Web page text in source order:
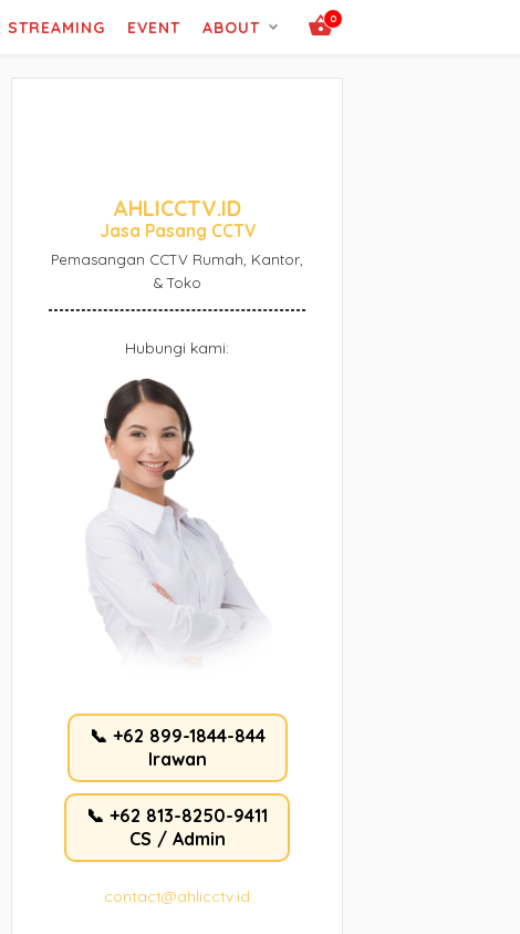
0
STREAMING EVENT ABOUT
AHLICCTV.ID
Jasa Pasang CCTV
Pemasangan CCTV Rumah, Kantor,
& Toko
Hubungi kami:
📞 +62 899-1844-844
Irawan
📞 +62 813-8250-9411
CS / Admin
contact@ahlicctv.id